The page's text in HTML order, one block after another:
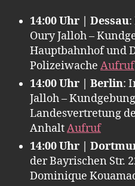
14:00 Uhr | Dessau:
Oury Jalloh –
Hauptbahnhof und
Polizeiwache Aufruf
14:00 Uhr | Berlin:
Jalloh –
Landesvertretung
AnhaltAufruf
14:00 Uhr |
der Bayrischen Str.
Dominique